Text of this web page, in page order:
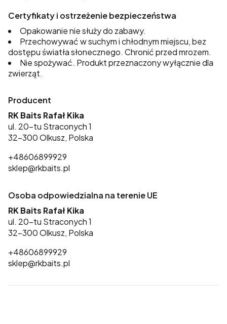
Certyfikaty i ostrzeżenie bezpieczeństwa
Opakowanie nie służy do zabawy.
Przechowywać w suchym i chłodnym miejscu, bez
dostępu światła słonecznego. Chronić przed mrozem.
Nie spożywać. Produkt przeznaczony wyłącznie dla
zwierząt.
Producent
RK Baits Rafał Kika
ul. 20-tu Straconych 1
32-300 Olkusz, Polska
+48606899929
sklep@rkbaits.pl
Osoba odpowiedzialna na terenie UE
RK Baits Rafał Kika
ul. 20-tu Straconych 1
32-300 Olkusz, Polska
+48606899929
sklep@rkbaits.pl